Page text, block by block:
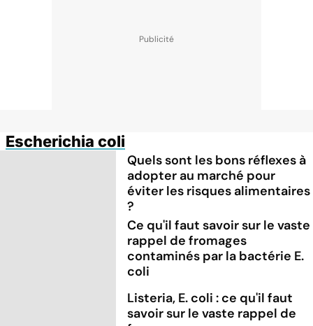
Escherichia coli
Quels sont les bons réflexes à
adopter au marché pour
éviter les risques alimentaires
?
Ce qu'il faut savoir sur le vaste
rappel de fromages
contaminés par la bactérie E.
coli
Listeria, E. coli : ce qu'il faut
savoir sur le vaste rappel de